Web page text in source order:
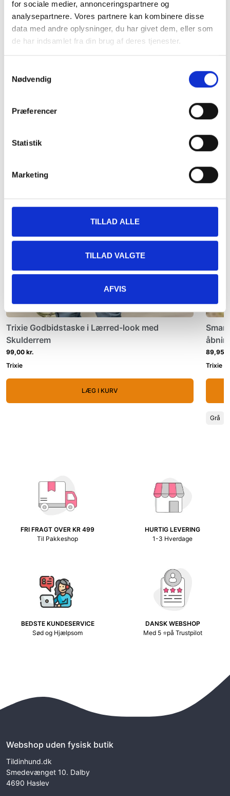
for sociale medier, annonceringspartnere og
analysepartnere. Vores partnere kan kombinere disse
data med andre oplysninger, du har givet dem, eller som
de har indsamlet fra din brug af deres tjenester.
Nødvendig
Præferencer
Statistik
Marketing
TILLAD ALLE
TILLAD VALGTE
AFVIS
Mærke
Trixie
Din bedste ven vil også elske dette
Trixie Godbidstaske i Lærred-look med
Skulderrem
99,00 kr.
Trixie
LÆG I KURV
89,95
Trixie
Grå
FRI FRAGT OVER KR 499
Til Pakkeshop
HURTIG LEVERING
1-3 Hverdage
BEDSTE KUNDESERVICE
Sød og Hjælpsom
DANSK WEBSHOP
Med 5 ⭐på Trustpilot
Webshop uden fysisk butik
Tildinhund.dk
Smedevænget 10. Dalby
4690 Haslev